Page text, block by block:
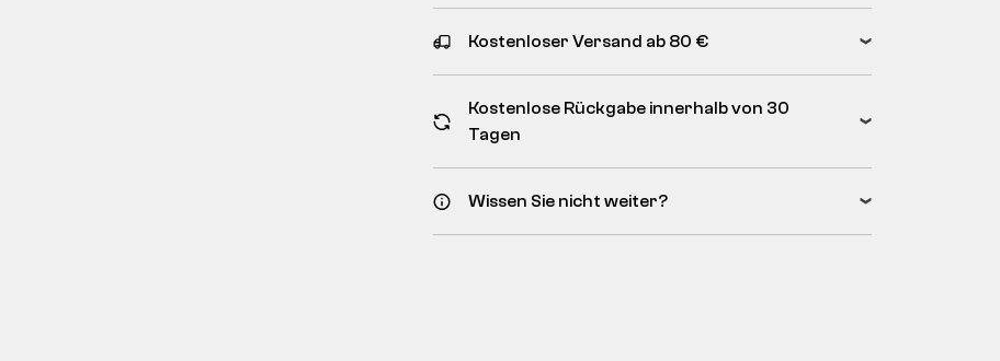
Kostenloser Versand ab 80 €
Kostenlose Rückgabe innerhalb von 30
Tagen
Wissen Sie nicht weiter?